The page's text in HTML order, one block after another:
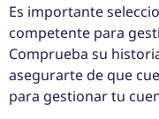
Es importante
competente para
Comprueba su
asegurarte de que
para gestionar tu